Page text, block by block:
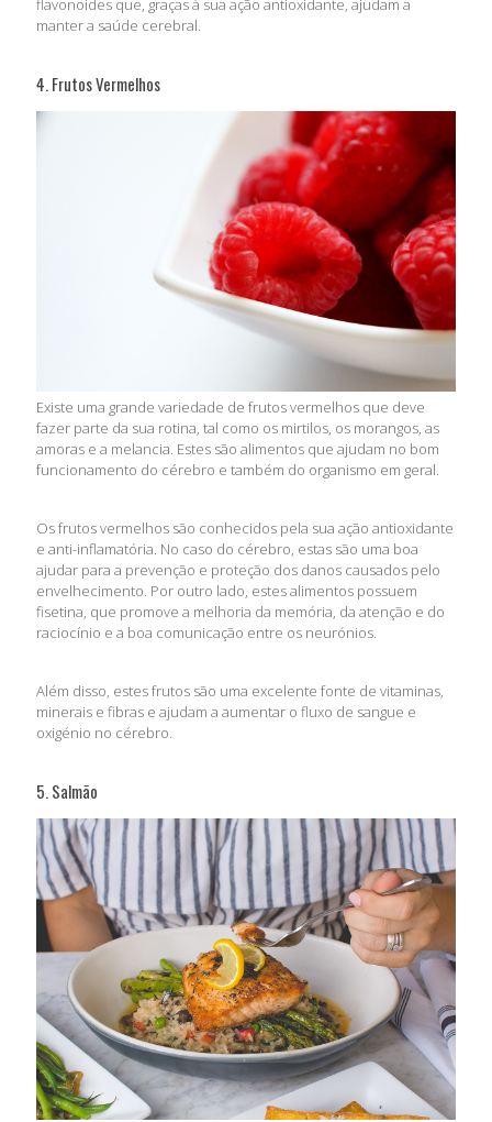
flavonoides que, graças à sua ação antioxidante, ajudam a
manter a saúde cerebral.
4. Frutos Vermelhos
Existe uma grande variedade de frutos vermelhos que deve
fazer parte da sua rotina, tal como os mirtilos, os morangos, as
amoras e a melancia. Estes são alimentos que ajudam no bom
funcionamento do cérebro e também do organismo em geral.
Os frutos vermelhos são conhecidos pela sua ação antioxidante
e anti-inflamatória. No caso do cérebro, estas são uma boa
ajudar para a prevenção e proteção dos danos causados pelo
envelhecimento. Por outro lado, estes alimentos possuem
fisetina, que promove a melhoria da memória, da atenção e do
raciocínio e a boa comunicação entre os neurónios.
Além disso, estes frutos são uma excelente fonte de vitaminas,
minerais e fibras e ajudam a aumentar o fluxo de sangue e
oxigénio no cérebro.
5. Salmão